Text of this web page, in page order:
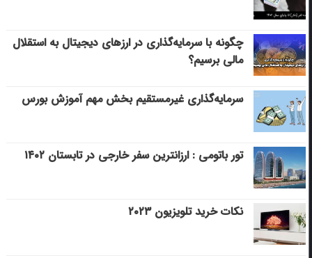
چگونه با سرمایه‌گذاری در ارزهای دیجیتال به استقلال
مالی برسیم؟
سرمایه‌گذاری غیرمستقیم بخش مهم آموزش بورس
تور باتومی : ارزانترین سفر خارجی در تابستان ۱۴۰۲
نکات خرید تلویزیون ۲۰۲۳